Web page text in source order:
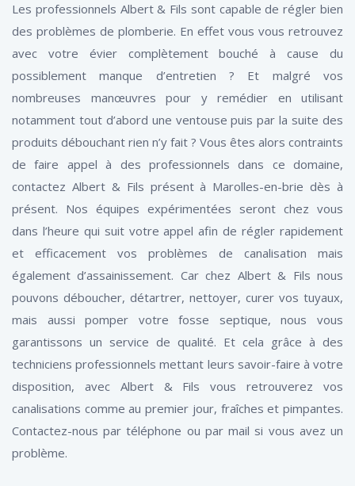
Les professionnels Albert & Fils sont capable de régler bien
des problèmes de plomberie. En effet vous vous retrouvez
avec votre évier complètement bouché à cause du
possiblement manque d’entretien ? Et malgré vos
nombreuses manœuvres pour y remédier en utilisant
notamment tout d’abord une ventouse puis par la suite des
produits débouchant rien n’y fait ? Vous êtes alors contraints
de faire appel à des professionnels dans ce domaine,
contactez Albert & Fils présent à Marolles-en-brie dès à
présent. Nos équipes expérimentées seront chez vous
dans l’heure qui suit votre appel afin de régler rapidement
et efficacement vos problèmes de canalisation mais
également d’assainissement. Car chez Albert & Fils nous
pouvons déboucher, détartrer, nettoyer, curer vos tuyaux,
mais aussi pomper votre fosse septique, nous vous
garantissons un service de qualité. Et cela grâce à des
techniciens professionnels mettant leurs savoir-faire à votre
disposition, avec Albert & Fils vous retrouverez vos
canalisations comme au premier jour, fraîches et pimpantes.
Contactez-nous par téléphone ou par mail si vous avez un
problème.